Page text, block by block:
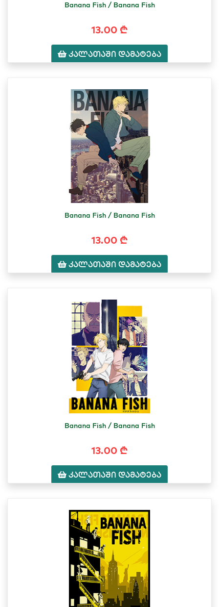
Banana Fish / Banana Fish
13.00 ₾
კალათაში დამატება
Banana Fish / Banana Fish
13.00 ₾
კალათაში დამატება
Banana Fish / Banana Fish
13.00 ₾
კალათაში დამატება